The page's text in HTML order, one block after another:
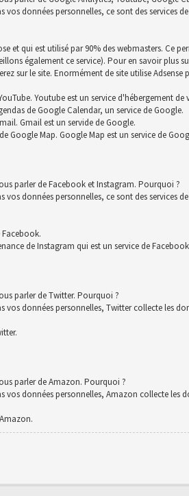
données personnelles, ce sont des services
et qui est utilisé par 90% des webmasters. Ce
également ce service). Pour en savoir plus
sur le site. Enormément de site utilise
Youtube est un service d'hébergement de
de Google Calendar, un service de Google.
Gmail est un servide de Google.
Google Map. Google Map est un service de
parler de Facebook et Instagram. Pourquoi ?
données personnelles, ce sont des services
de Instagram qui est un service de
parler de Twitter. Pourquoi ?
données personnelles, Twitter collecte les
parler de Amazon. Pourquoi ?
données personnelles, Amazon collecte les